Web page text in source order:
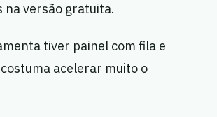
versão gratuita.
tiver painel com fila e
acelerar muito o